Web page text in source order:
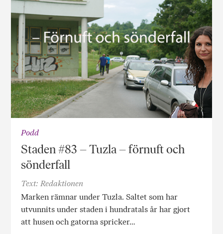
Podd
Staden #83 – Tuzla – förnuft och
sönderfall
Text: Redaktionen
Marken rämnar under Tuzla. Saltet som har
utvunnits under staden i hundratals år har gjort
att husen och gatorna spricker…